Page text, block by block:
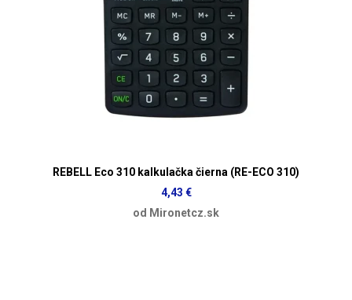
REBELL Eco 310 kalkulačka čierna (RE-ECO 310)
4,43 €
od Mironetcz.sk